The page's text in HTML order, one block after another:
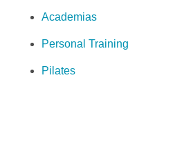
Academias
Personal Training
Pilates